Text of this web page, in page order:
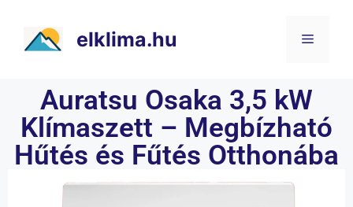
elklima.hu
Auratsu Osaka 3,5 kW
Klímaszett – Megbízható
Hűtés és Fűtés Otthonába